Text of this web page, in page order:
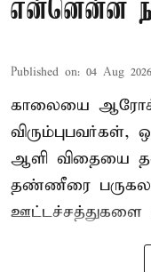
என்னென்ன
Published on: 04 Aug
காலையை
ஆளி விதையை
தண்ணீரை
ஊட்டச்சத்துகளை